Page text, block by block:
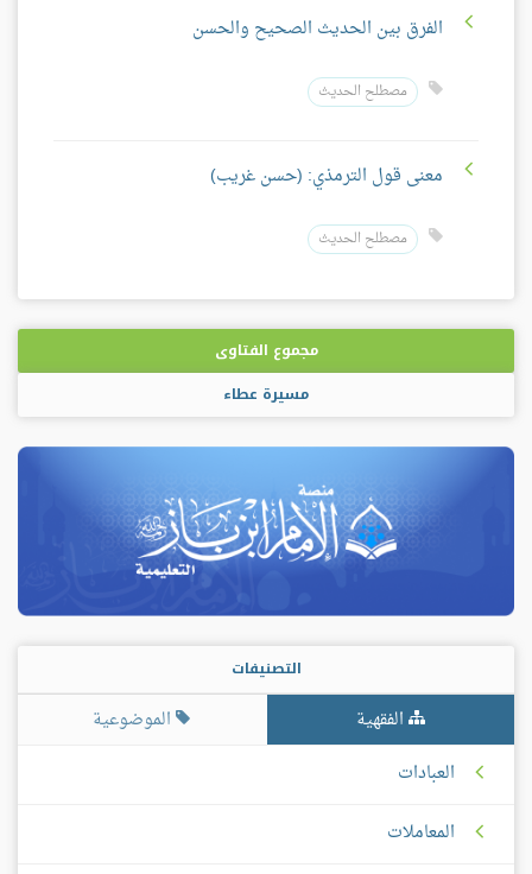
الفرق بين الحديث الصحيح والحسن
مصطلح الحديث
معنى قول الترمذي: (حسن غريب)
مصطلح الحديث
مجموع الفتاوى
مسيرة عطاء
التصنيفات
الفقهية
الموضوعية
العبادات
المعاملات